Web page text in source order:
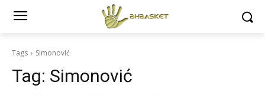
Tags Simonović
Tag: Simonović